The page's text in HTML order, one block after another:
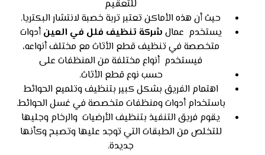
للتعقيم
حيث أن هذه الأماكن تعتبر تربة خصبة لانتشار البكتريا.
يستخدم عمال شركة تنظيف فلل في العينأدوات
متخصصة في تنظيف قطع الأثاث مع مختلف أنواعه،
فيستخدم أنواع مختلفة من المنظفات على
حسب نوع قطع الأثاث.
اهتمام الفريق بشكل كبير بتنظيف وتلميع الحوائط
باستخدام أدوات ومنظفات متخصصة في غسل الحوائط.
يقوم فريق التنفيذ بتنظيف الأرضيات والرخام وجليها
للتخلص من الطبقات التي توجد عليها وتصبح وكأنها
جديدة.